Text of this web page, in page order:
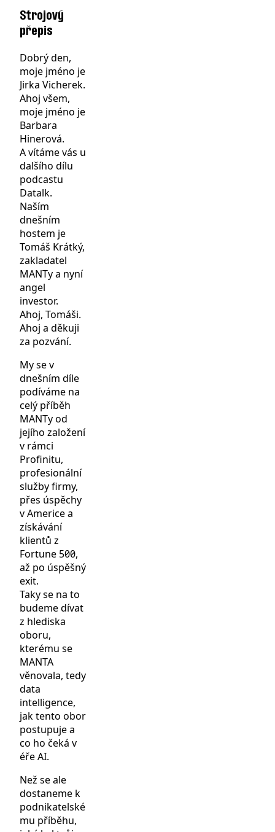
Strojový
přepis
Dobrý den,
moje jméno je
Jirka Vicherek.
Ahoj všem,
moje jméno je
Barbara
Hinerová.
A vítáme vás u
dalšího dílu
podcastu
Datalk.
Naším
dnešním
hostem je
Tomáš Krátký,
zakladatel
MANTy a nyní
angel
investor.
Ahoj, Tomáši.
Ahoj a děkuji
za pozvání.
My se v
dnešním díle
podíváme na
celý příběh
MANTy od
jejího založení
v rámci
Profinitu,
profesionální
služby firmy,
přes úspěchy
v Americe a
získávání
klientů z
Fortune 500,
až po úspěšný
exit.
Taky se na to
budeme dívat
z hlediska
oboru,
kterému se
MANTA
věnovala, tedy
data
intelligence,
jak tento obor
postupuje a
co ho čeká v
éře AI.
Než se ale
dostaneme k
podnikatelské
mu příběhu,